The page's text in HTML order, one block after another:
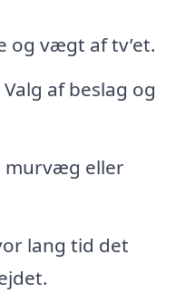
og vægt af tv’et.
Valg af beslag og
murvæg eller
lang tid det